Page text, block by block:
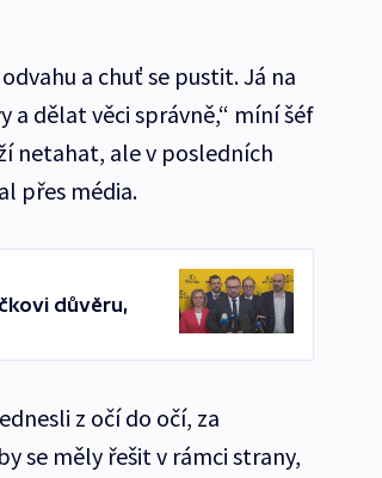
a chuť se pustit. Já na
a dělat věci správně,“ míní šéf
netahat, ale v posledních
přes média.
důvěru,
z očí do očí, za
se měly řešit v rámci strany,